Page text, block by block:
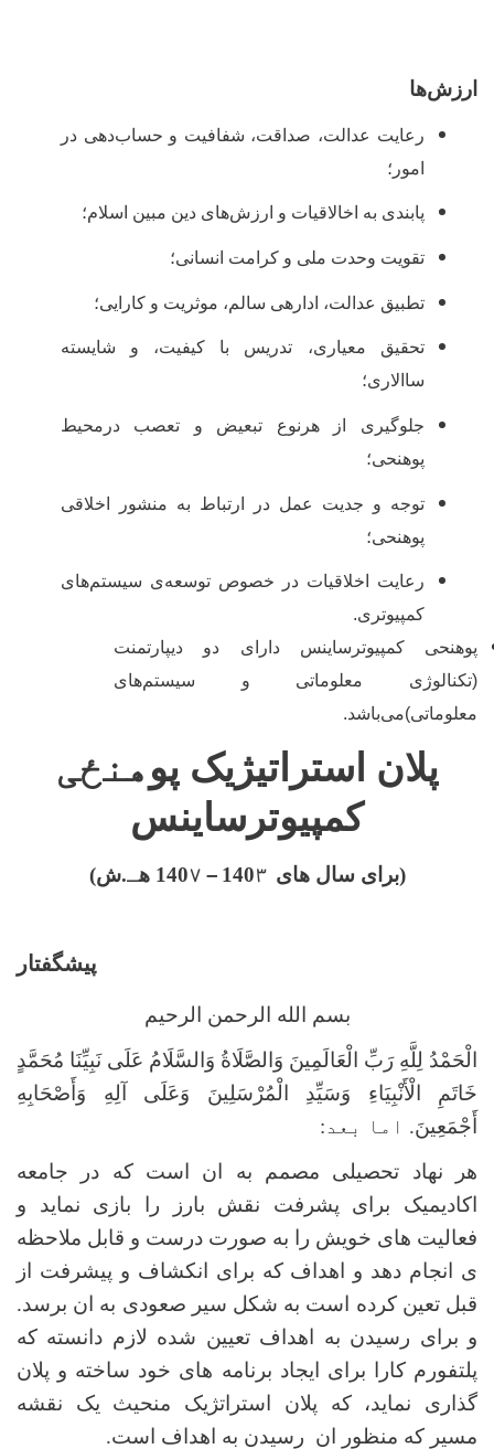
ارزشها
رعایت عدالت، صداقت، شفافیت و حسابدهی در
امور؛
پابندی به اخالاقیات و ارزشهای دین مبین اسلام؛
تقویت وحدت ملی و کرامت انسانی؛
تطبیق عدالت، اداره‏ی سالم، موثریت و کارایی؛
تحقیق معیاری، تدریس با کیفیت، و شایسته
ساالاری؛
جلوگیری از هرنوع تبعیض و تعصب درمحیط
پوهنحی؛
توجه و جدیت عمل در ارتباط به منشور اخلاقی
پوهنحی؛
رعایت اخلاقیات در خصوص توسعهی سیستمهای
کمپیوتری.
پوهنحی کمپیوترساینس دارای دو دیپارتمنت
(تکنالوژی معلوماتی و سیستمهای
معلوماتی)‌میباشد.
پلان استراتیژیک پو هنځی
کمپیوترساینس
(برای سال های 140۳ –
140۷ هـ.ش)
پیشگفتار
بسم الله الرحمن الرحیم
الْحَمْدُ لِلَّهِ رَبِّ الْعَالَمِینَ وَالصَّلَاةُ وَالسَّلَامُ عَلَى نَبِيِّنَا مُحَمَّدٍ
خَاتَمِ الْأَنْبِيَاءِ وَسَيِّدِ الْمُرْسَلِينَ وَعَلَى آلِهِ وَأَصْحَابِهِ
أَجْمَعِينَ. اما بعد:
هر نهاد تحصیلی مصمم به ان است که در جامعه
اکادیمیک برای پشرفت نقش بارز را بازی نماید و
فعالیت های خویش را به صورت درست و قابل ملاحظه
ی انجام دهد و اهداف که برای انکشاف و پیشرفت از
قبل تعین کرده است به شکل سیر صعودی به ان برسد.
و برای رسیدن به اهداف تعیین شده لازم دانسته که
پلتفورم کارا برای ایجاد برنامه های خود ساخته و پلان
گذاری نماید، که پلان استراتژیک منحیث یک نقشه
مسیر که منظور ان رسیدن به اهداف است.